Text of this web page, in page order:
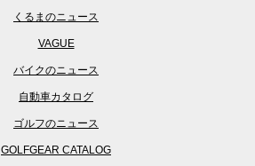
くるまのニュース
VAGUE
バイクのニュース
自動車カタログ
ゴルフのニュース
GOLFGEAR CATALOG